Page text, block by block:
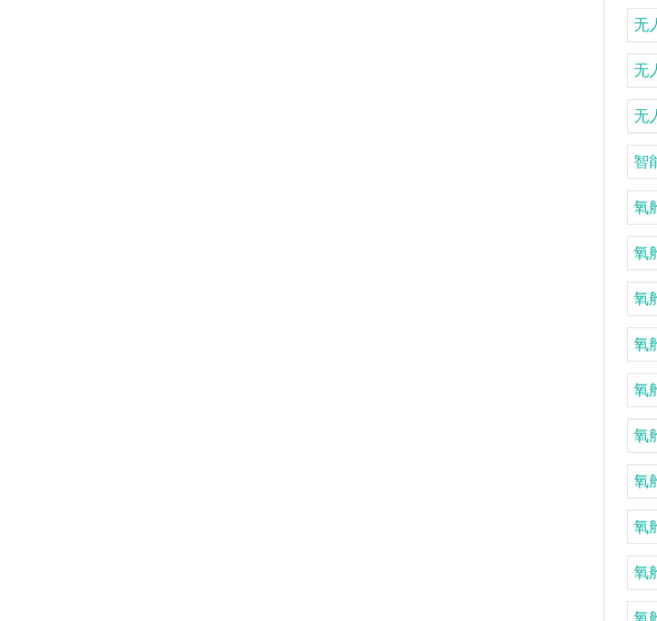
无
无
无
智
氧
氧
氧
氧
氧
氧
氧
氧
氧